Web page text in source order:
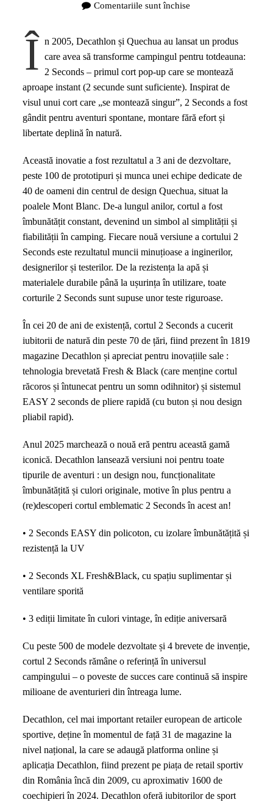
Comentariile sunt închise
lansarea
cort
montează
aproape
instant
Î n 2005, Decathlon și Quechua au lansat un produs
care avea să transforme campingul pentru totdeauna:
2 Seconds – primul cort pop-up care se montează
aproape instant (2 secunde sunt suficiente). Inspirat de
visul unui cort care „se montează singur”, 2 Seconds a fost
gândit pentru aventuri spontane, montare fără efort și
libertate deplină în natură.
Această inovatie a fost rezultatul a 3 ani de dezvoltare,
peste 100 de prototipuri și munca unei echipe dedicate de
40 de oameni din centrul de design Quechua, situat la
poalele Mont Blanc. De-a lungul anilor, cortul a fost
îmbunătățit constant, devenind un simbol al simplității și
fiabilității în camping. Fiecare nouă versiune a cortului 2
Seconds este rezultatul muncii minuțioase a inginerilor,
designerilor și testerilor. De la rezistența la apă și
materialele durabile până la ușurința în utilizare, toate
corturile 2 Seconds sunt supuse unor teste riguroase.
În cei 20 de ani de existență, cortul 2 Seconds a cucerit
iubitorii de natură din peste 70 de țări, fiind prezent în 1819
magazine Decathlon și apreciat pentru inovațiile sale :
tehnologia brevetată Fresh & Black (care menține cortul
răcoros și întunecat pentru un somn odihnitor) și sistemul
EASY 2 seconds de pliere rapidă (cu buton și nou design
pliabil rapid).
Anul 2025 marchează o nouă eră pentru această gamă
iconică. Decathlon lansează versiuni noi pentru toate
tipurile de aventuri : un design nou, funcționalitate
îmbunătățită și culori originale, motive în plus pentru a
(re)descoperi cortul emblematic 2 Seconds în acest an!
• 2 Seconds EASY din policoton, cu izolare îmbunătățită și
rezistență la UV
• 2 Seconds XL Fresh&Black, cu spațiu suplimentar și
ventilare sporită
• 3 ediții limitate în culori vintage, în ediție aniversară
Cu peste 500 de modele dezvoltate și 4 brevete de invenție,
cortul 2 Seconds rămâne o referință în universul
campingului – o poveste de succes care continuă să inspire
milioane de aventurieri din întreaga lume.
Decathlon, cel mai important retailer european de articole
sportive, deține în momentul de față 31 de magazine la
nivel național, la care se adaugă platforma online și
aplicația Decathlon, fiind prezent pe piața de retail sportiv
din România încă din 2009, cu aproximativ 1600 de
coechipieri în 2024. Decathlon oferă iubitorilor de sport